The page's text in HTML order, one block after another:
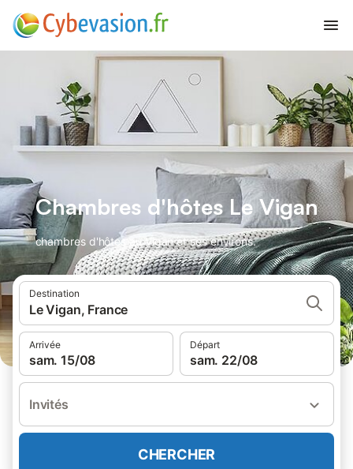
Chambres d'hôtes Le Vigan
chambres d'hôtes au Vigan et ses environs.
Destination
Le Vigan, France
Arrivée
sam. 15/08
Départ
sam. 22/08
Invités
CHERCHER